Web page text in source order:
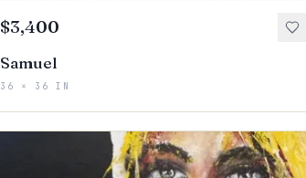
$3,400
Samuel
36 × 36 IN